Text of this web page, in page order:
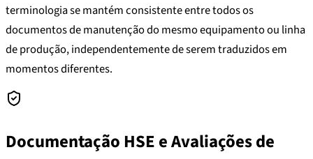
terminologia se mantém consistente entre todos os
documentos de manutenção do mesmo equipamento ou linha
de produção, independentemente de serem traduzidos em
momentos diferentes.
Documentação HSE e Avaliações de